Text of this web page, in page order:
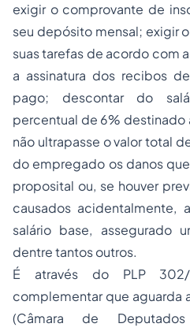
exigir o comprovante de
seu depósito mensal; exigir
suas tarefas de acordo com
a assinatura dos recibos
pago; descontar do
percentual de 6% destinado
não ultrapasse o valor total
do empregado os danos
proposital ou, se houver
causados
salário base, assegurado
dentre tantos outros.
É através do PLP
complementar que aguarda
(Câmara de